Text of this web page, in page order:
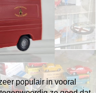
populair in vooral